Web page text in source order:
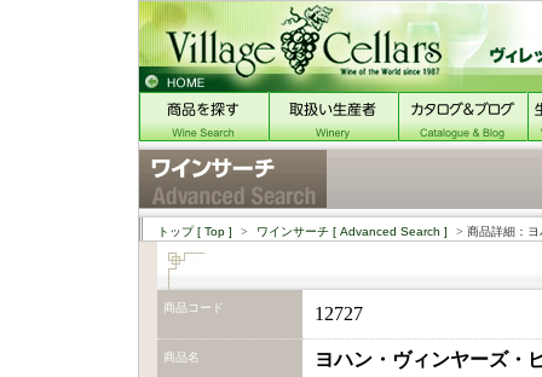
トップ[ Top ] > ワインサーチ [ Advanced Search ] > 商品詳細：
商品コード 12727
商品名 ヨハン・ヴィンヤーズ・